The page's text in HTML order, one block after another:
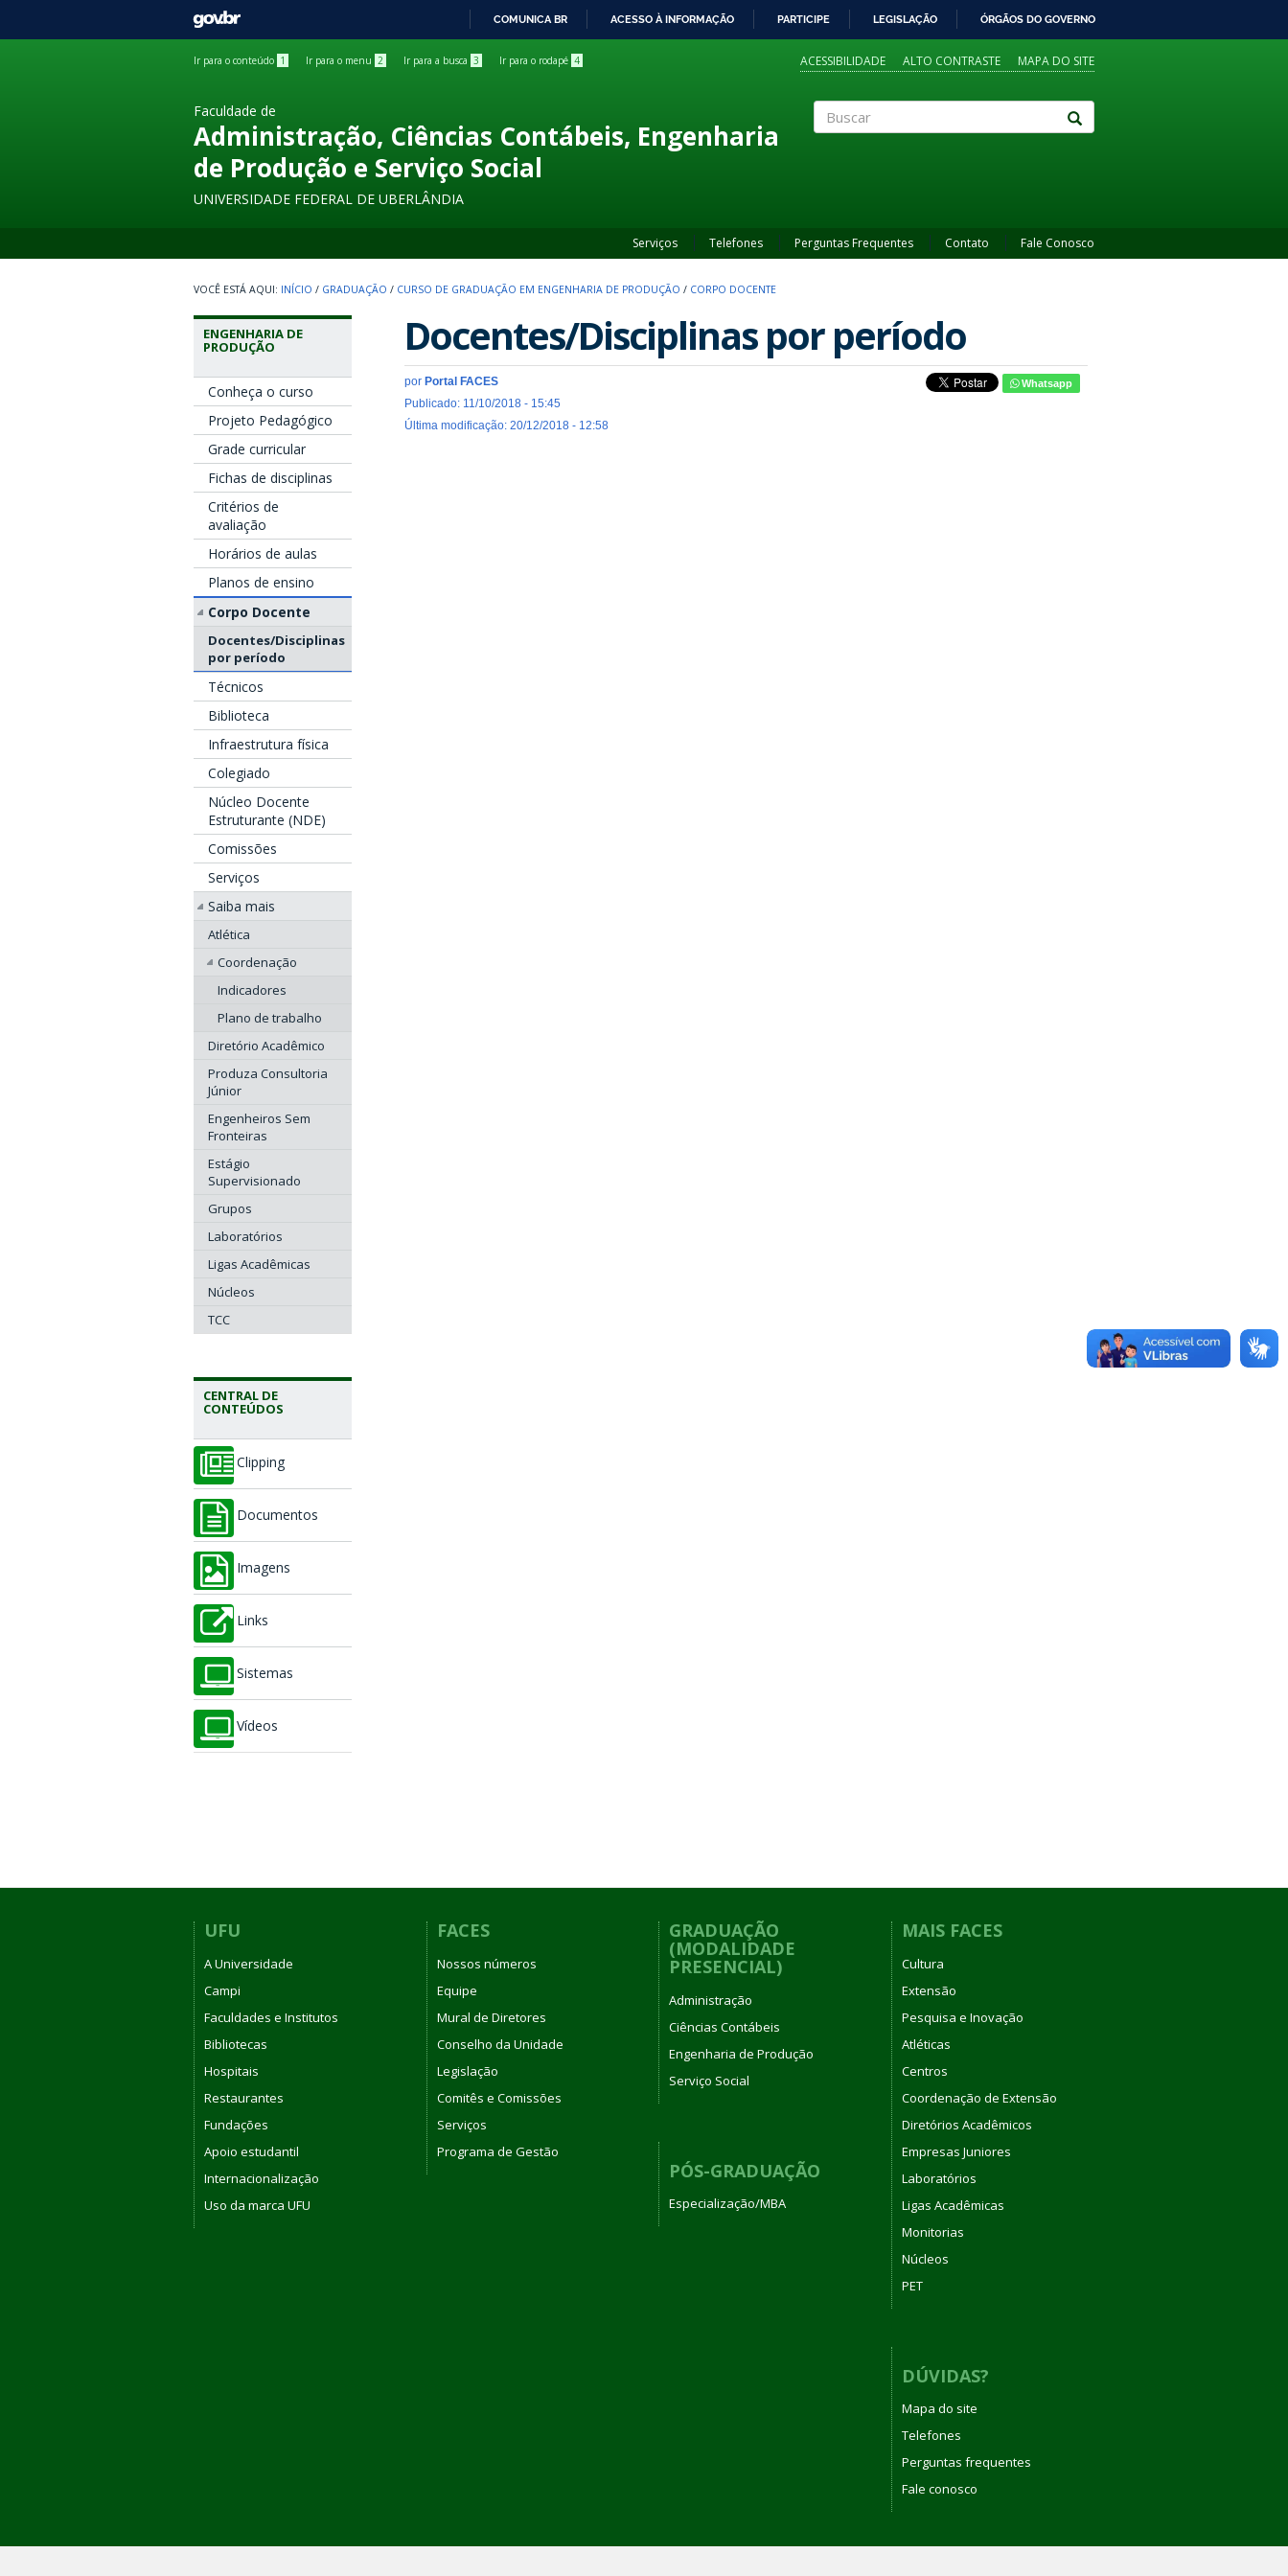
GOVBR
COMUNICA BR ACESSO À INFORMAÇÃO PARTICIPE LEGISLAÇÃO ÓRGÃOS DO GOVERNO
Ir para o conteúdo 1 Ir para o menu 2 Ir para a busca 3 Ir para o rodapé 4 ACESSIBILIDADE ALTO CONTRASTE MAPA DO SITE
Faculdade de
Administração, Ciências Contábeis, Engenharia
de Produção e Serviço Social
UNIVERSIDADE FEDERAL DE UBERLÂNDIA
Serviços Telefones Perguntas Frequentes Contato Fale Conosco
INÍCIO / GRADUAÇÃO / CURSO DE GRADUAÇÃO EM ENGENHARIA DE PRODUÇÃO / CORPO DOCENTE
ENGENHARIA DE
PRODUÇÃO
Conheça o curso
Projeto Pedagógico
Grade curricular
Fichas de disciplinas
Critérios de
avaliação
Horários de aulas
Planos de ensino
Corpo Docente
Docentes/Disciplinas
por período
Técnicos
Biblioteca
Infraestrutura física
Colegiado
Núcleo Docente
Estruturante (NDE)
Comissões
Serviços
Saiba mais
Atlética
Coordenação
Indicadores
Plano de trabalho
Diretório Acadêmico
Produza Consultoria
Júnior
Engenheiros Sem
Fronteiras
Estágio
Supervisionado
Grupos
Laboratórios
Ligas Acadêmicas
Núcleos
TCC
CENTRAL DE
CONTEÚDOS
Clipping
Documentos
Imagens
Links
Sistemas
Vídeos
Docentes/Disciplinas por período
por Portal FACES
Publicado: 11/10/2018 - 15:45
Última modificação: 20/12/2018 - 12:58
Whatsapp
UFU
A Universidade
Campi
Faculdades e Institutos
Bibliotecas
Hospitais
Restaurantes
Fundações
Apoio estudantil
Internacionalização
Uso da marca UFU
FACES
Nossos números
Equipe
Mural de Diretores
Conselho da Unidade
Legislação
Comitês e Comissões
Serviços
Programa de Gestão
GRADUAÇÃO
(MODALIDADE
PRESENCIAL)
Administração
Ciências Contábeis
Engenharia de Produção
Serviço Social
PÓS-GRADUAÇÃO
Especialização/MBA
MAIS FACES
Cultura
Extensão
Pesquisa e Inovação
Atléticas
Centros
Coordenação de Extensão
Diretórios Acadêmicos
Empresas Juniores
Laboratórios
Ligas Acadêmicas
Monitorias
Núcleos
PET
DÚVIDAS?
Mapa do site
Telefones
Perguntas frequentes
Fale conosco